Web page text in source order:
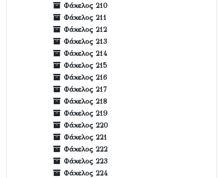
Φάκελος 210
Φάκελος 211
Φάκελος 212
Φάκελος 213
Φάκελος 214
Φάκελος 215
Φάκελος 216
Φάκελος 217
Φάκελος 218
Φάκελος 219
Φάκελος 220
Φάκελος 221
Φάκελος 222
Φάκελος 223
Φάκελος 224